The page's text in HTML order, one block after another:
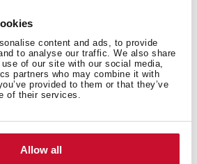
content and ads, to provide
to analyse our traffic. We also share
of our site with our social media,
partners who may combine it with
provided to them or that they’ve
of their services.
Allow all